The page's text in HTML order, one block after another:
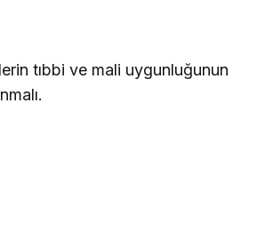
tıbbi ve mali uygunluğunun